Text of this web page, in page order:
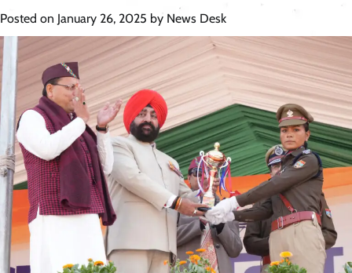
Posted on January 26, 2025 by News Desk